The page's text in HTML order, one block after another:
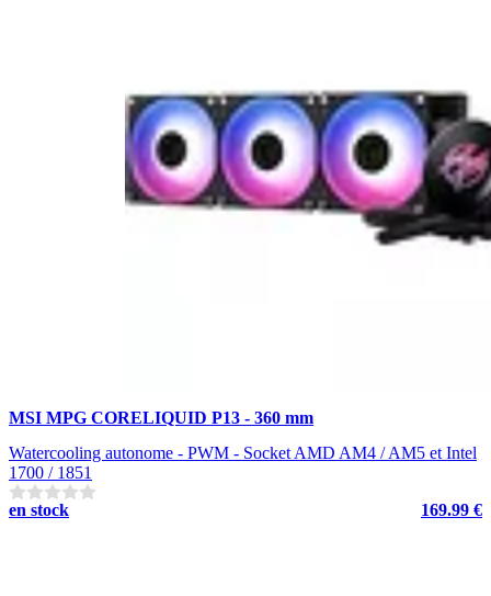
MSI MPG CORELIQUID P13 - 360 mm
Watercooling autonome - PWM - Socket AMD AM4 / AM5 et Intel
1700 / 1851
en stock
169.99 €